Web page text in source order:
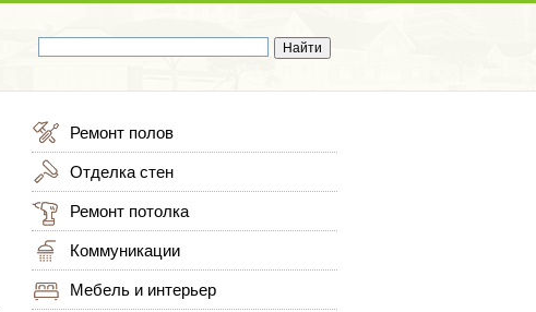
Ремонт полов
Отделка стен
Ремонт потолка
Коммуникации
Мебель и интерьер